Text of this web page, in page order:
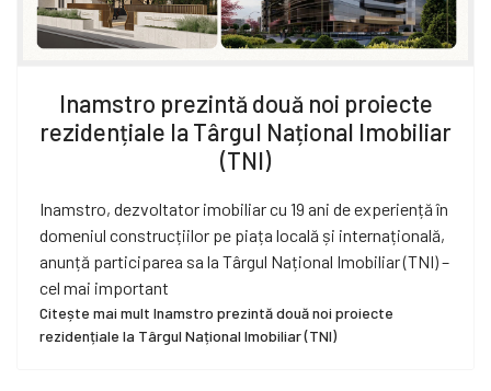
Inamstro prezintă două noi proiecte
rezidențiale la Târgul Național Imobiliar
(TNI)
Inamstro, dezvoltator imobiliar cu 19 ani de experiență în
domeniul construcțiilor pe piața locală și internațională,
anunță participarea sa la Târgul Național Imobiliar (TNI) –
cel mai important
Citește mai mult Inamstro prezintă două noi proiecte
rezidențiale la Târgul Național Imobiliar (TNI)